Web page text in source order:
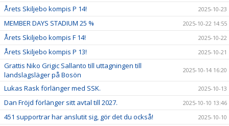
Årets Skiljebo kompis P 14! 2025-10-23
MEMBER DAYS STADIUM 25 % 2025-10-22 14:55
Årets Skiljebo kompis F 14! 2025-10-22
Årets Skiljebo kompis P 13! 2025-10-21
Grattis Niko Grigic Sallanto till uttagningen till
landslagsläger på Bosön
2025-10-14 16:20
Lukas Rask förlänger med SSK. 2025-10-13
Dan Fröjd förlänger sitt avtal till 2027. 2025-10-10 13:46
451 supportrar har anslutit sig, gör det du också! 2025-10-10